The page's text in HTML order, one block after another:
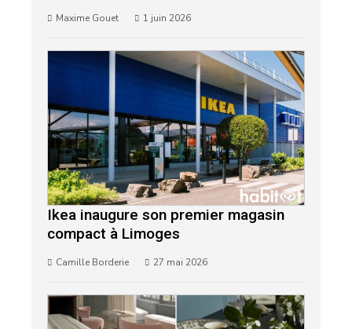
Maxime Gouet 1 juin 2026
Ikea inaugure son premier magasin
compact à Limoges
Camille Borderie 27 mai 2026